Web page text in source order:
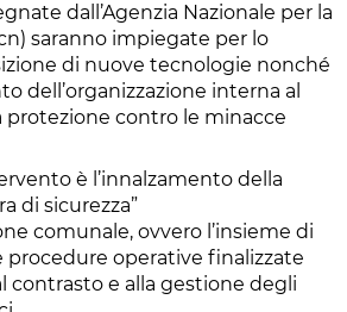
dall’Agenzia Nazionale per la
saranno impiegate per lo
di nuove tecnologie nonché
dell’organizzazione interna al
protezione contro le minacce
è l’innalzamento della
di sicurezza”
comunale, ovvero l’insieme di
procedure operative finalizzate
contrasto e alla gestione degli